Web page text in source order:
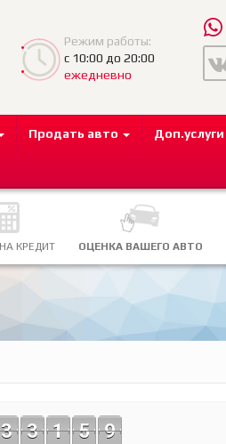
Режим работы:
с 10:00 до 20:00
ежедневно
Продать авто Доп.услуги
КРЕДИТ ОЦЕНКА ВАШЕГО АВТО
3 3 1 5 9